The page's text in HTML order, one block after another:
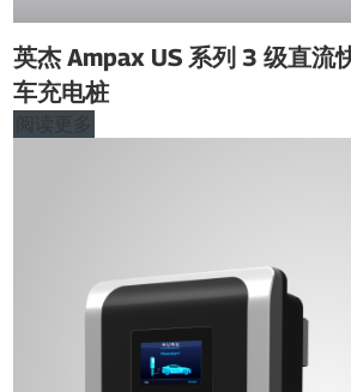
英杰 Ampax US 系列 3 级直流
车充电桩
阅读更多